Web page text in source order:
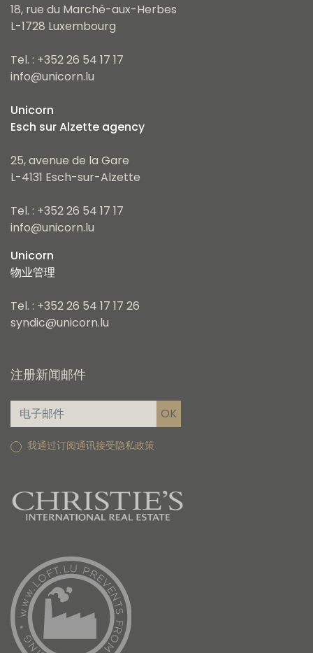
18, rue du Marché-aux-Herbes
L-1728 Luxembourg
Tel. : +352 26 54 17 17
info@unicorn.lu
Unicorn
Esch sur Alzette agency
25, avenue de la Gare
L-4131 Esch-sur-Alzette
Tel. : +352 26 54 17 17
info@unicorn.lu
Unicorn
物业管理
Tel. : +352 26 54 17 17 26
syndic@unicorn.lu
注册新闻邮件
我通过订阅通讯接受隐私政策